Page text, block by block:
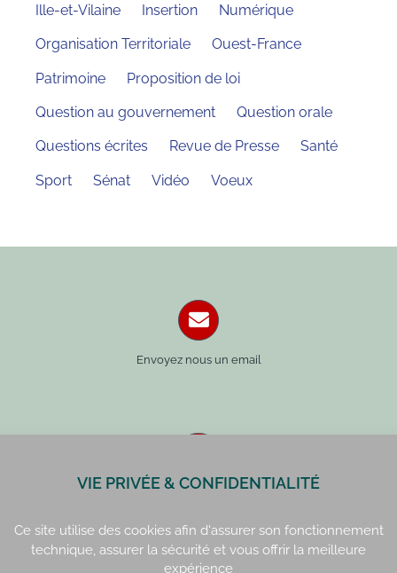
Ille-et-Vilaine Insertion Numérique
Organisation Territoriale Ouest-France
Patrimoine Proposition de loi
Question au gouvernement Question orale
Questions écrites Revue de Presse Santé
Sport Sénat Vidéo Voeux
Envoyez nous un email
Paris : 01 42 34 14 59
VIE PRIVÉE & CONFIDENTIALITÉ
Ce site utilise des cookies afin d'assurer son fonctionnement
technique, assurer la sécurité et vous offrir la meilleure
expérience